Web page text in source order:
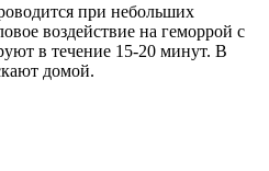
при небольших
воздействие на геморрой с
в течение 15-20 минут. В
домой.